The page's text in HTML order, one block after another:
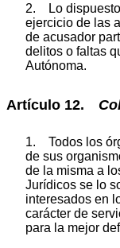
2. Lo dispuesto
ejercicio de las
de acusador
delitos o faltas
Autónoma.
Artículo 12.
1. Todos los
de sus
de la misma a
Jurídicos se lo
interesados en
carácter de
para la mejor